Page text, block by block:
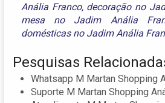
Anália Franco, decoração no
mesa no Jadim Anália
domésticas no Jadim Anália
Pesquisas
Whatsapp M Martan Shopping
Suporte M Martan Shopping